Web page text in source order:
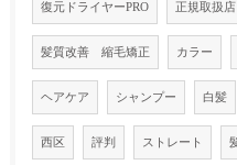
復元ドライヤーPRO 正規取扱店
髪質改善 縮毛矯正 カラー
ヘアケア シャンプー 白髪
西区 評判 ストレート